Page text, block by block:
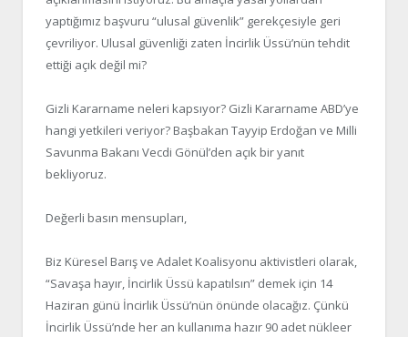
yaptığımız başvuru “ulusal güvenlik” gerekçesiyle geri
çevriliyor. Ulusal güvenliği zaten İncirlik Üssü’nün tehdit
ettiği açık değil mi?
Gizli Kararname neleri kapsıyor? Gizli Kararname ABD’ye
hangi yetkileri veriyor? Başbakan Tayyip Erdoğan ve Milli
Savunma Bakanı Vecdi Gönül’den açık bir yanıt
bekliyoruz.
Değerli basın mensupları,
Biz Küresel Barış ve Adalet Koalisyonu aktivistleri olarak,
“Savaşa hayır, İncirlik Üssü kapatılsın” demek için 14
Haziran günü İncirlik Üssü’nün önünde olacağız. Çünkü
İncirlik Üssü’nde her an kullanıma hazır 90 adet nükleer